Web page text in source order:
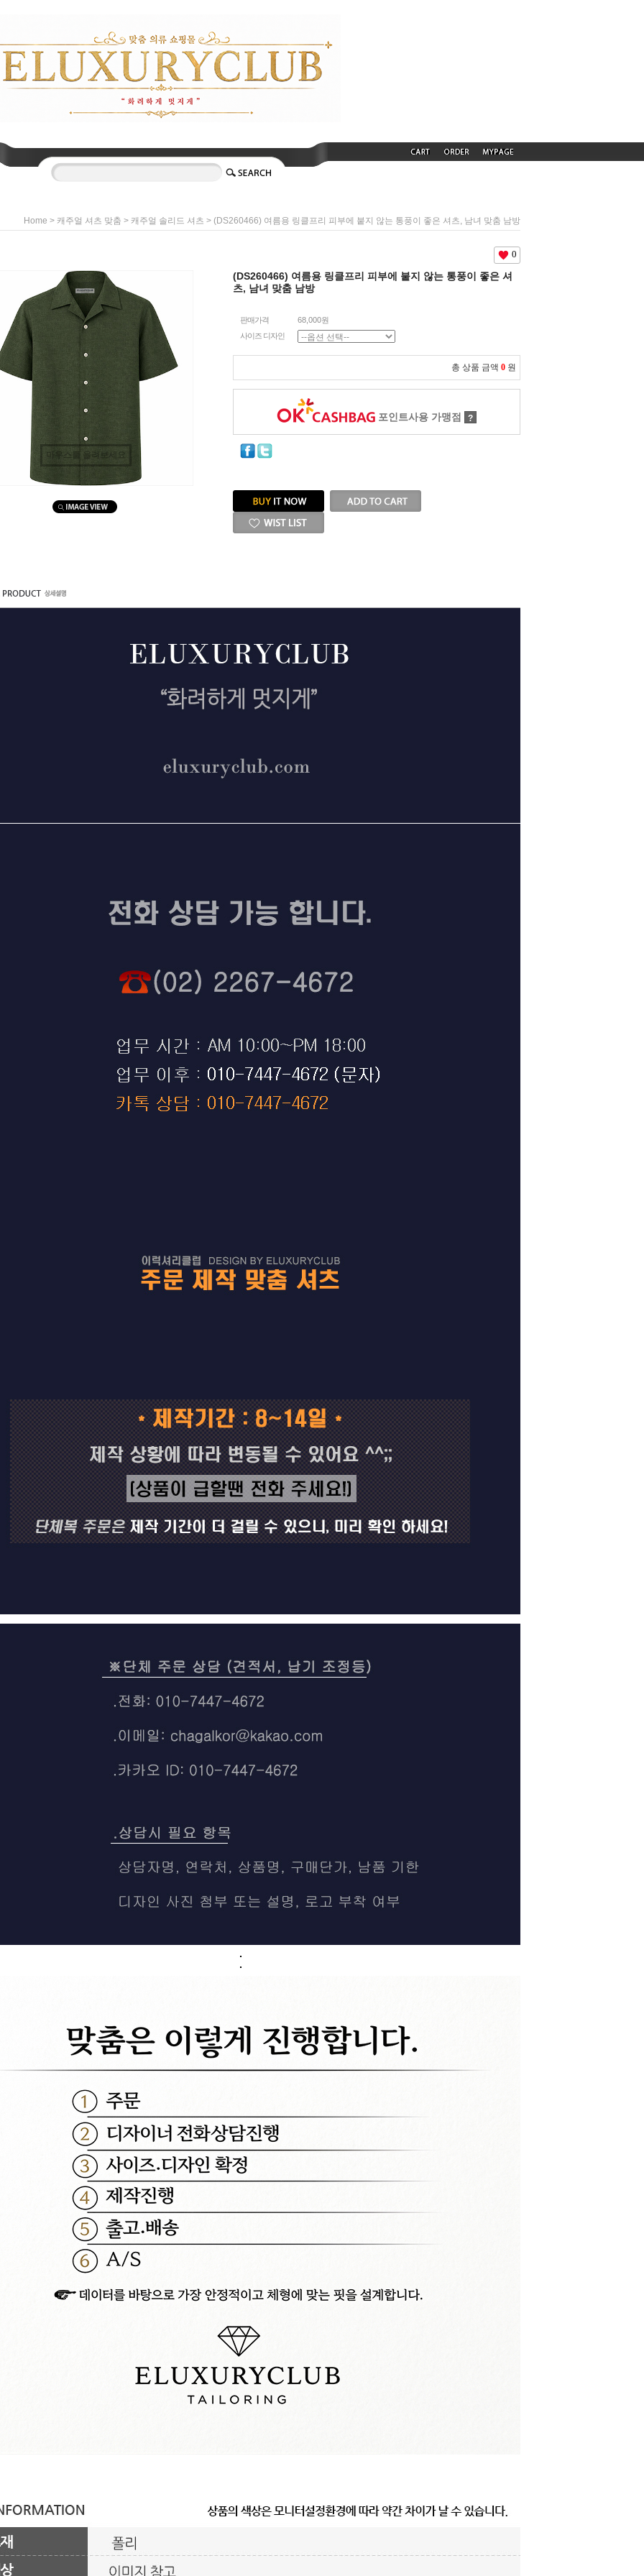
Home > 캐주얼 셔츠 맞춤 > 캐주얼 솔리드 셔츠 > (DS260466) 여름용 링클프리 피부에 붙지 않는 통풍이 좋은 셔츠, 남녀 맞춤 남방
마우스를 올려보세요
0
(DS260466) 여름용 링클프리 피부에 붙지 않는 통풍이 좋은 셔
츠, 남녀 맞춤 남방
판매가격
68,000원
사이즈 디자인
총 상품 금액 0 원
포인트사용 가맹점 ?